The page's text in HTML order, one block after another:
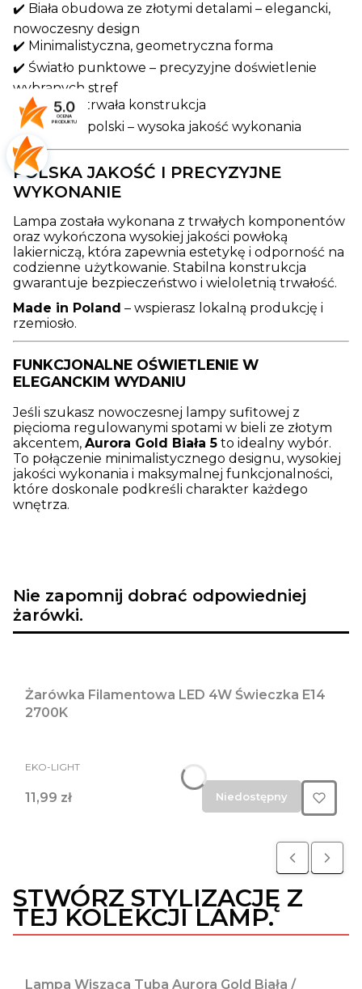
✔️ Biała obudowa ze złotymi detalami – elegancki,
nowoczesny design
✔️ Minimalistyczna, geometryczna forma
✔️ Światło punktowe – precyzyjne doświetlenie
wybranych stref
✔️ Solidna i trwała konstrukcja
✔️ Produkt polski – wysoka jakość wykonania
POLSKA JAKOŚĆ I PRECYZYJNE
WYKONANIE
Lampa została wykonana z trwałych komponentów
oraz wykończona wysokiej jakości powłoką
lakierniczą, która zapewnia estetykę i odporność na
codzienne użytkowanie. Stabilna konstrukcja
gwarantuje bezpieczeństwo i wieloletnią trwałość.
Made in Poland – wspierasz lokalną produkcję i
rzemiosło.
FUNKCJONALNE OŚWIETLENIE W
ELEGANCKIM WYDANIU
Jeśli szukasz nowoczesnej lampy sufitowej z
pięcioma regulowanymi spotami w bieli ze złotym
akcentem, Aurora Gold Biała 5 to idealny wybór.
To połączenie minimalistycznego designu, wysokiej
jakości wykonania i maksymalnej funkcjonalności,
które doskonale podkreśli charakter każdego
wnętrza.
Nie zapomnij dobrać odpowiedniej
żarówki.
Żarówka Filamentowa LED 4W Świeczka E14
2700K
PRODUCENT
EKO-LIGHT
Cena
11,99 zł Niedostępny
STWÓRZ STYLIZACJĘ Z
TEJ KOLEKCJI LAMP.
Lampa Wisząca Tuba Aurora Gold Biała /
5.0
OCENA
PRODUKTU